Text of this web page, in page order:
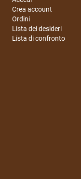
Crea account
Ordini
Lista dei desideri
Lista di confronto